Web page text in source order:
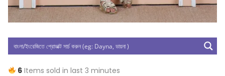
6Items sold in last 3 minutes